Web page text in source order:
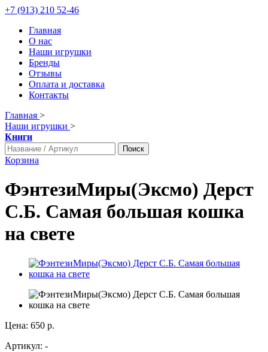
+7 (913) 210 52-46
Главная
О нас
Наши игрушки
Бренды
Отзывы
Оплата и доставка
Контакты
Главная >
Наши игрушки >
Книги
Поиск
Корзина
ФэнтезиМиры(Эксмо) Дерст
С.Б. Самая большая кошка
на свете
Цена: 650 р.
Артикул: -